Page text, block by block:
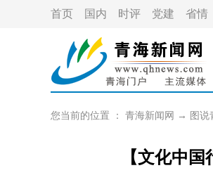
首页 国内 时评 党建 省情
您当前的位置 ： 青海新闻网 → 图说
【文化中